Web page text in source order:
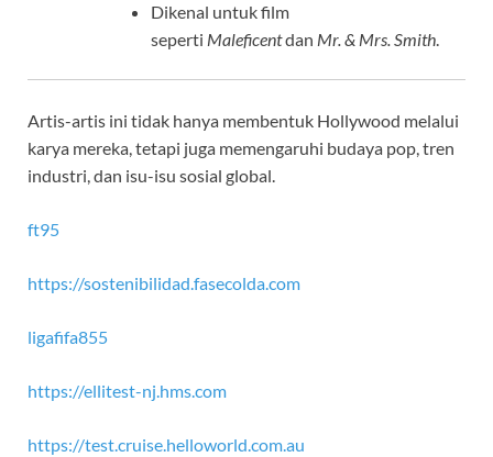
Dikenal untuk film
seperti Maleficentdan Mr. & Mrs. Smith.
Artis-artis ini tidak hanya membentuk Hollywood melalui
karya mereka, tetapi juga memengaruhi budaya pop, tren
industri, dan isu-isu sosial global.
ft95
https://sostenibilidad.fasecolda.com
ligafifa855
https://ellitest-nj.hms.com
https://test.cruise.helloworld.com.au